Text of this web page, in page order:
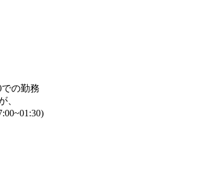
の勤務
、